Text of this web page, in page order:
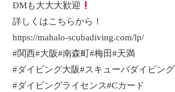
DMも大大大歓迎
詳しくはこちらから！
https://mahalo-scubadiving.com/lp/
#関西#大阪#南森町#梅田#天満
#ダイビング大阪#スキューバダイビング
#ダイビングライセンス#Cカード